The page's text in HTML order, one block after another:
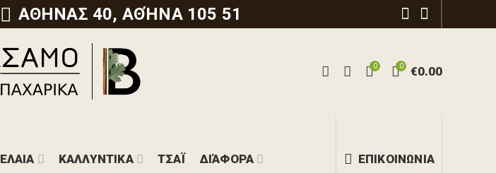
ΑΘΗΝΑΣ 40, ΑΘΉΝΑ 105 51
0 0 €0.00
ΕΛΑΙΑ ΚΑΛΛΥΝΤΙΚΑ ΤΣΑΪ ΔΙΆΦΟΡΑ ΕΠΙΚΟΙΝΩΝΙΑ